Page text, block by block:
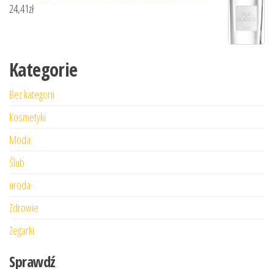
24,41zł
Kategorie
Bez kategorii
Kosmetyki
Moda
Ślub
uroda
Zdrowie
Zegarki
Sprawdź